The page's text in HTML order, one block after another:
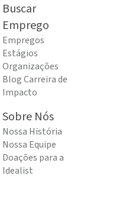
Buscar
Emprego
Empregos
Estágios
Organizações
Blog Carreira de
Impacto
Sobre Nós
Nossa História
Nossa Equipe
Doações para a
Idealist